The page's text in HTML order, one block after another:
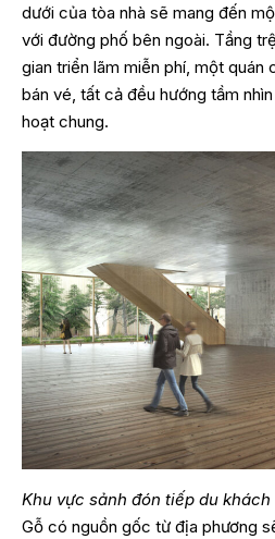
dưới của tòa nhà sẽ mang đến
với đường phố bên ngoài. Tầng
gian triển lãm miễn phí, một quán
bán vé, tất cả đều hướng tầm
hoạt chung.
Khu vực sảnh đón tiếp du khách
Gỗ có nguồn gốc từ địa phương